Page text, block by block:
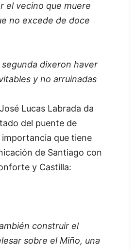
el vecino que muere
no excede de doce
segunda dixeron haver
y no arruinadas
Lucas Labrada da
del puente de
importancia que tiene
de Santiago con
y Castilla:
construir el
sobre el Miño, una